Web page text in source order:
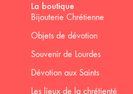
La boutique
Bijouterie Chrétienne
Objets de dévotion
Souvenir de Lourdes
Dévotion aux Saints
Les lieux de la chrétienté